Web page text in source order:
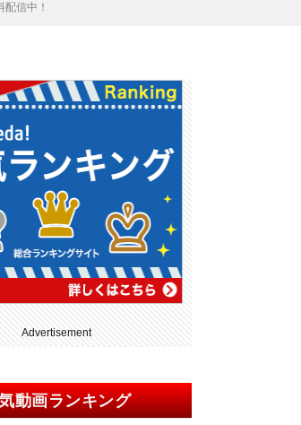
信中！
Advertisement
動画ランキング